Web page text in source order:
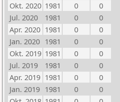
Okt. 2020 1981 0
0
Jul. 2020
1981 0
0
Apr. 2020 1981 0
0
Jan. 2020 1981 0
0
Okt. 2019 1981 0
0
Jul. 2019
1981 0
0
Apr. 2019 1981 0
0
Jan. 2019 1981 0
0